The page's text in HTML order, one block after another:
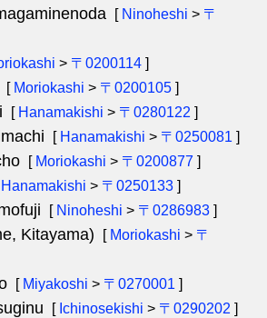
[ Ninoheshi > 〒
> 〒0200114 ]
[ Moriokashi > 〒0200105 ]
[ Hanamakishi > 〒0280122 ]
[ Hanamakishi > 〒0250081 ]
[ Moriokashi > 〒0200877 ]
Hanamakishi > 〒0250133 ]
[ Ninoheshi > 〒0286983 ]
Kitayama) [ Moriokashi > 〒
[ Miyakoshi > 〒0270001 ]
[ Ichinosekishi > 〒0290202 ]